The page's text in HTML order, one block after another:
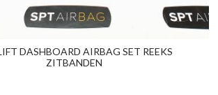
DASHBOARD AIRBAG SET REEKS
ZITBANDEN